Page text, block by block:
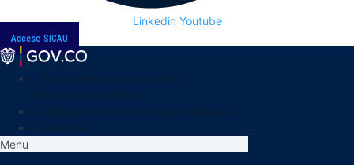
Linkedin Youtube
Acceso SICAU
Menu